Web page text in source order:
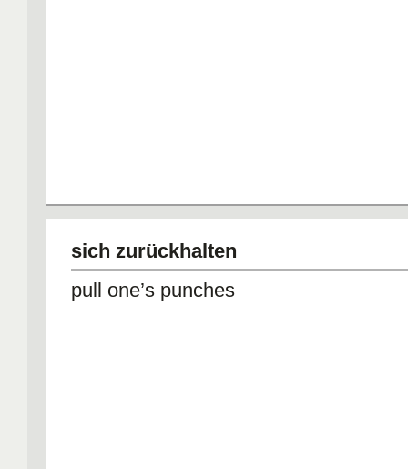
sich zurückhalten
pull one’s punches